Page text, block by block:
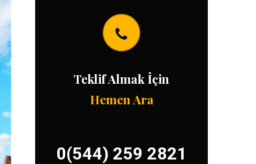
Teklif Almak İçin
Hemen Ara
0(544) 259 2821